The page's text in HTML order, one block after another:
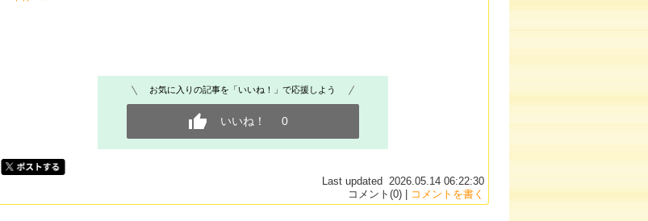
お気に入りの記事を「いいね！」で応援しよう
いいね！ 0
Last updated 2026.05.14 06:22:30
コメント(0) |
コメントを書く